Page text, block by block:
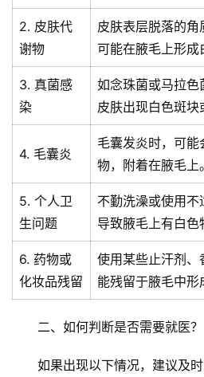
2. 皮肤代
谢物
皮肤表层脱落的角
可能在腋毛上形成
3. 真菌感
染
如念珠菌或马拉色
皮肤出现白色斑块
4. 毛囊炎
毛囊发炎时，可
物，附着在腋毛上。
5. 个人卫
生问题
不勤洗澡或使用
导致腋毛上有白色
6. 药物或
化妆品残留
使用某些止汗剂
能残留于腋毛中形
二、如何判断是否需要就医？
如果出现以下情况，建议及时